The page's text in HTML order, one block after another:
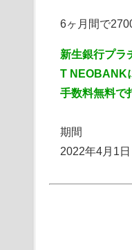
6ヶ月間で
新生銀行プラ
T NEOBANK
手数料無料で
期間
2022年4月1